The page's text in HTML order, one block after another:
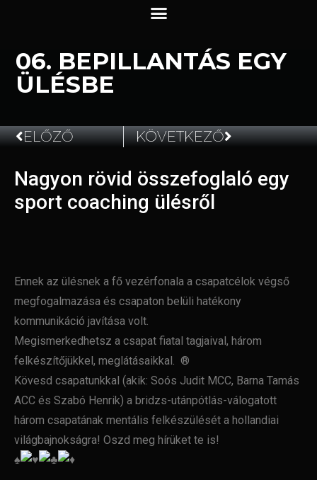
06. BEPILLANTÁS EGY
ÜLÉSBE
2023.07.14.
ELŐZŐ KÖVETKEZŐ
Nagyon rövid összefoglaló egy
sport coaching ülésről
Ennek az ülésnek a fő vezérfonala a csapatcélok végső
megfogalmazása és csapaton belüli hatékony
kommunikáció javítása volt.
Megismerkedhetsz a csapat fiatal tagjaival, három
felkészítőjükkel, meglátásaikkal. ®
Kövesd csapatunkkal (akik: Soós Judit MCC, Barna Tamás
ACC és Szabó Henrik) a bridzs-utánpótlás-válogatott
három csapatának mentális felkészülését a hollandiai
világbajnokságra! Oszd meg hírüket te is!
♠︎